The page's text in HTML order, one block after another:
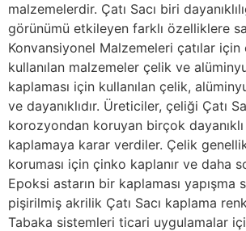
malzemelerdir. Çatı Sacı biri
görünümü etkileyen farklı özelliklere
Konvansiyonel Malzemeleri çatılar için
kullanılan malzemeler çelik ve
kaplaması için kullanılan çelik,
ve dayanıklıdır. Üreticiler, çeliği Çatı
korozyondan koruyan birçok
kaplamaya karar verdiler. Çelik
koruması için çinko kaplanır ve daha
Epoksi astarın bir kaplaması yapışma
pişirilmiş akrilik Çatı Sacı kaplama
Tabaka sistemleri ticari uygulamalar